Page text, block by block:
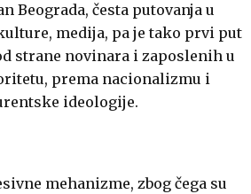
Beograda, česta putovanja u
medija, pa je tako prvi put
strane novinara i zaposlenih u
prema nacionalizmu i
ideologije.
mehanizme, zbog čega su